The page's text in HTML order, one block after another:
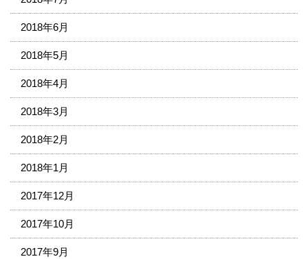
2018年6月
2018年5月
2018年4月
2018年3月
2018年2月
2018年1月
2017年12月
2017年10月
2017年9月